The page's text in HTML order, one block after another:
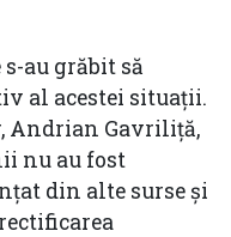
au grăbit să
al acestei situații.
Andrian Gavriliță,
nu au fost
din alte surse și